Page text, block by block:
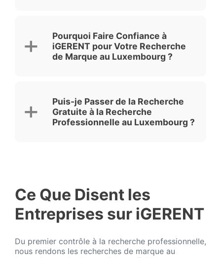
Pourquoi Faire Confiance à
iGERENT pour Votre Recherche
de Marque au Luxembourg ?
Puis-je Passer de la Recherche
Gratuite à la Recherche
Professionnelle au Luxembourg ?
Ce Que Disent les
Entreprises sur iGERENT
Du premier contrôle à la recherche professionnelle,
nous rendons les recherches de marque au